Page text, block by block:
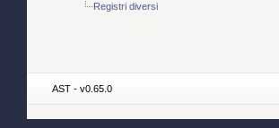
Registri diversi
AST - v0.65.0